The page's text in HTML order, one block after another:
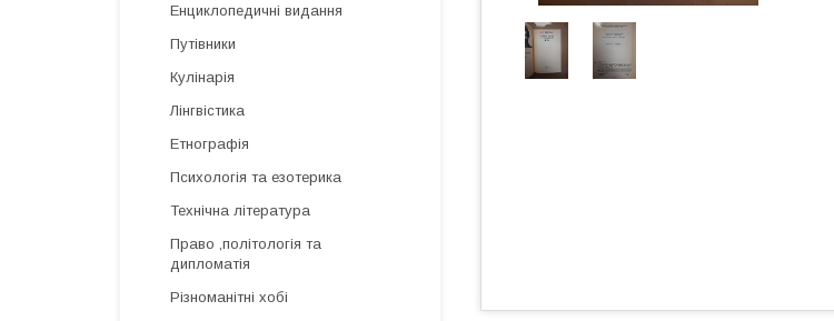
Енциклопедичні видання
Путівники
Кулінарія
Лінгвістика
Етнографія
Психологія та езотерика
Технічна література
Право ,політологія та
дипломатія
Різноманітні хобі